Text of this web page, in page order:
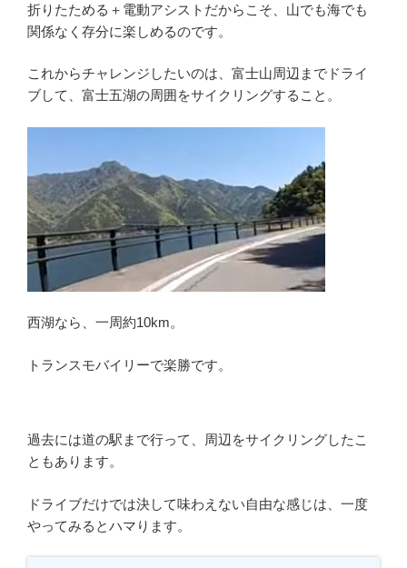
折りたためる＋電動アシストだからこそ、山でも海でも
関係なく存分に楽しめるのです。
これからチャレンジしたいのは、富士山周辺までドライ
ブして、富士五湖の周囲をサイクリングすること。
西湖なら、一周約10km。
トランスモバイリーで楽勝です。
過去には道の駅まで行って、周辺をサイクリングしたこ
ともあります。
ドライブだけでは決して味わえない自由な感じは、一度
やってみるとハマります。